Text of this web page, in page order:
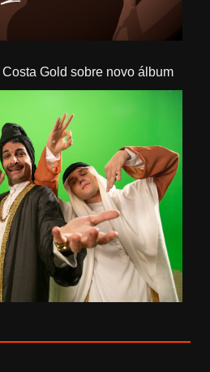
Gold sobre novo álbum